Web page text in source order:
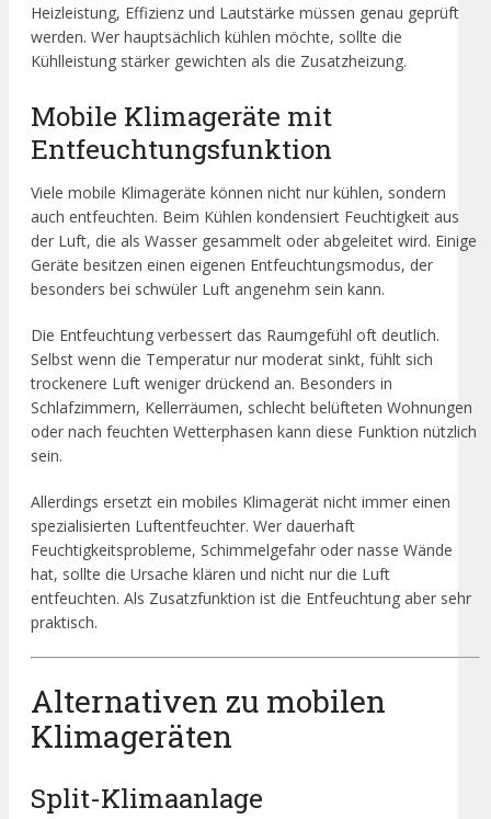
Heizleistung, Effizienz und Lautstärke müssen genau geprüft
werden. Wer hauptsächlich kühlen möchte, sollte die
Kühlleistung stärker gewichten als die Zusatzheizung.
Mobile Klimageräte mit
Entfeuchtungsfunktion
Viele mobile Klimageräte können nicht nur kühlen, sondern
auch entfeuchten. Beim Kühlen kondensiert Feuchtigkeit aus
der Luft, die als Wasser gesammelt oder abgeleitet wird. Einige
Geräte besitzen einen eigenen Entfeuchtungsmodus, der
besonders bei schwüler Luft angenehm sein kann.
Die Entfeuchtung verbessert das Raumgefühl oft deutlich.
Selbst wenn die Temperatur nur moderat sinkt, fühlt sich
trockenere Luft weniger drückend an. Besonders in
Schlafzimmern, Kellerräumen, schlecht belüfteten Wohnungen
oder nach feuchten Wetterphasen kann diese Funktion nützlich
sein.
Allerdings ersetzt ein mobiles Klimagerät nicht immer einen
spezialisierten Luftentfeuchter. Wer dauerhaft
Feuchtigkeitsprobleme, Schimmelgefahr oder nasse Wände
hat, sollte die Ursache klären und nicht nur die Luft
entfeuchten. Als Zusatzfunktion ist die Entfeuchtung aber sehr
praktisch.
Alternativen zu mobilen
Klimageräten
Split-Klimaanlage